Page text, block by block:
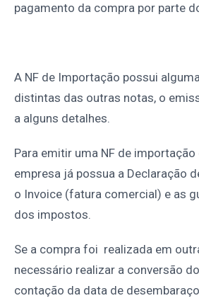
pagamento da compra por parte
A NF de Importação possui
distintas das outras notas, o
a alguns detalhes.
Para emitir uma NF de
empresa já possua a Declaração
o Invoice (fatura comercial) e as
dos impostos.
Se a compra foi realizada em
necessário realizar a conversão
contação da data de